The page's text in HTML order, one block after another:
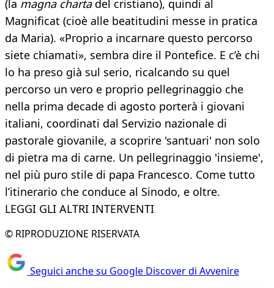
(la magna chartadel cristiano), quindi al
Magnificat (cioè alle beatitudini messe in pratica
da Maria). «Proprio a incarnare questo percorso
siete chiamati», sembra dire il Pontefice. E c’è chi
lo ha preso già sul serio, ricalcando su quel
percorso un vero e proprio pellegrinaggio che
nella prima decade di agosto porterà i giovani
italiani, coordinati dal Servizio nazionale di
pastorale giovanile, a scoprire 'santuari' non solo
di pietra ma di carne. Un pellegrinaggio 'insieme',
nel più puro stile di papa Francesco. Come tutto
l’itinerario che conduce al Sinodo, e oltre.
LEGGI GLI ALTRI INTERVENTI
© RIPRODUZIONE RISERVATA
Seguici anche su Google Discover di Avvenire